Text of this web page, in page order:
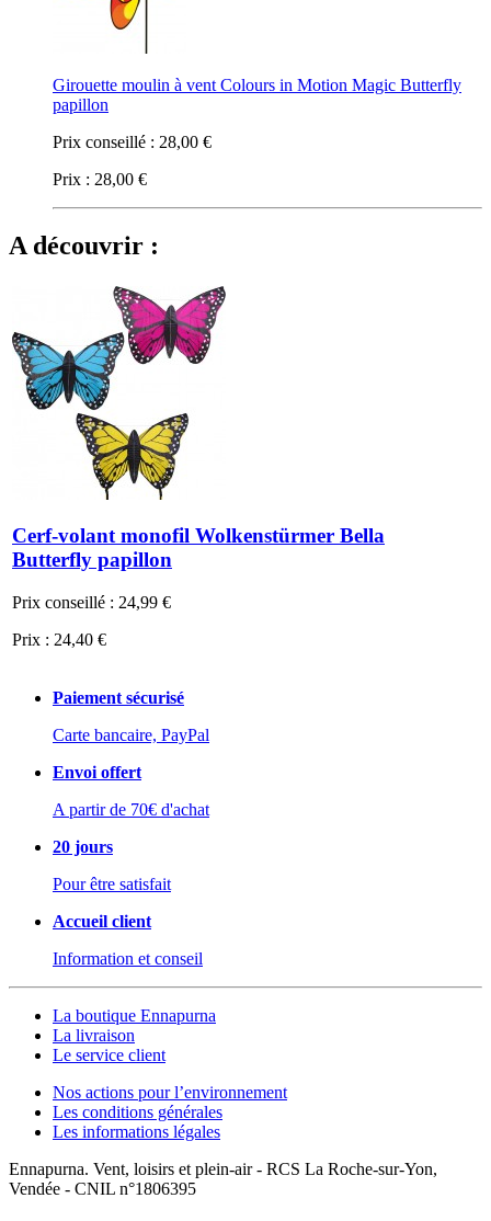
Girouette moulin à vent Colours in Motion Magic Butterfly
papillon
Prix conseillé : 28,00 €
Prix : 28,00 €
A découvrir :
Cerf-volant monofil Wolkenstürmer Bella
Butterfly papillon
Prix conseillé : 24,99 €
Prix : 24,40 €
Paiement sécurisé
Carte bancaire, PayPal
Envoi offert
A partir de 70€ d'achat
20 jours
Pour être satisfait
Accueil client
Information et conseil
La boutique Ennapurna
La livraison
Le service client
Nos actions pour l’environnement
Les conditions générales
Les informations légales
Ennapurna. Vent, loisirs et plein-air - RCS La Roche-sur-Yon,
Vendée - CNIL n°1806395